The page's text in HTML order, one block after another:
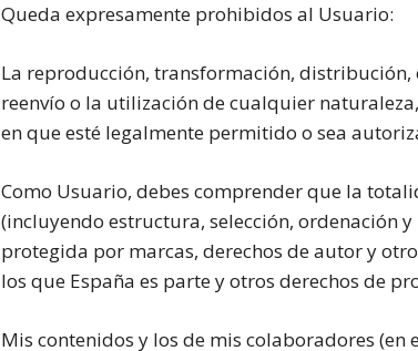
Queda expresamente prohibidos al Usuario:
La reproducción, transformación,
reenvío o la utilización de cualquier
en que esté legalmente permitido o sea
Como Usuario, debes comprender que la
(incluyendo estructura, selección, ordenación
protegida por marcas, derechos de autor y
los que España es parte y otros derechos de
Mis contenidos y los de mis colaboradores